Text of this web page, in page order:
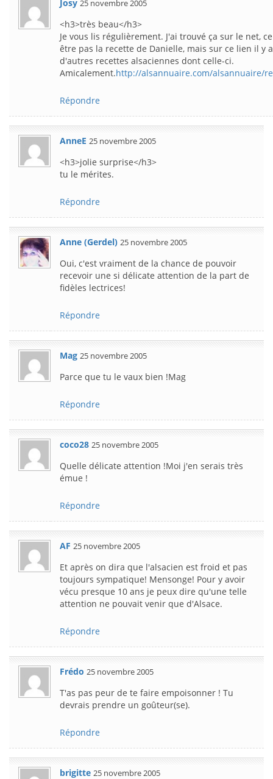
Josy 25 novembre 2005
<h3>très beau</h3>
Je vous lis régulièrement. J'ai trouvé ça sur le net,
être pas la recette de Danielle, mais sur ce lien il y
d'autres recettes alsaciennes dont celle-ci.
Amicalement.http://alsannuaire.com/alsannuaire/
Répondre
AnneE 25 novembre 2005
<h3>jolie surprise</h3>
tu le mérites.
Répondre
Anne (Gerdel) 25 novembre 2005
Oui, c'est vraiment de la chance de pouvoir
recevoir une si délicate attention de la part de
fidèles lectrices!
Répondre
Mag 25 novembre 2005
Parce que tu le vaux bien !Mag
Répondre
coco28 25 novembre 2005
Quelle délicate attention !Moi j'en serais très
émue !
Répondre
AF 25 novembre 2005
Et après on dira que l'alsacien est froid et pas
toujours sympatique! Mensonge! Pour y avoir
vécu presque 10 ans je peux dire qu'une telle
attention ne pouvait venir que d'Alsace.
Répondre
Frédo 25 novembre 2005
T'as pas peur de te faire empoisonner ! Tu
devrais prendre un goûteur(se).
Répondre
brigitte 25 novembre 2005